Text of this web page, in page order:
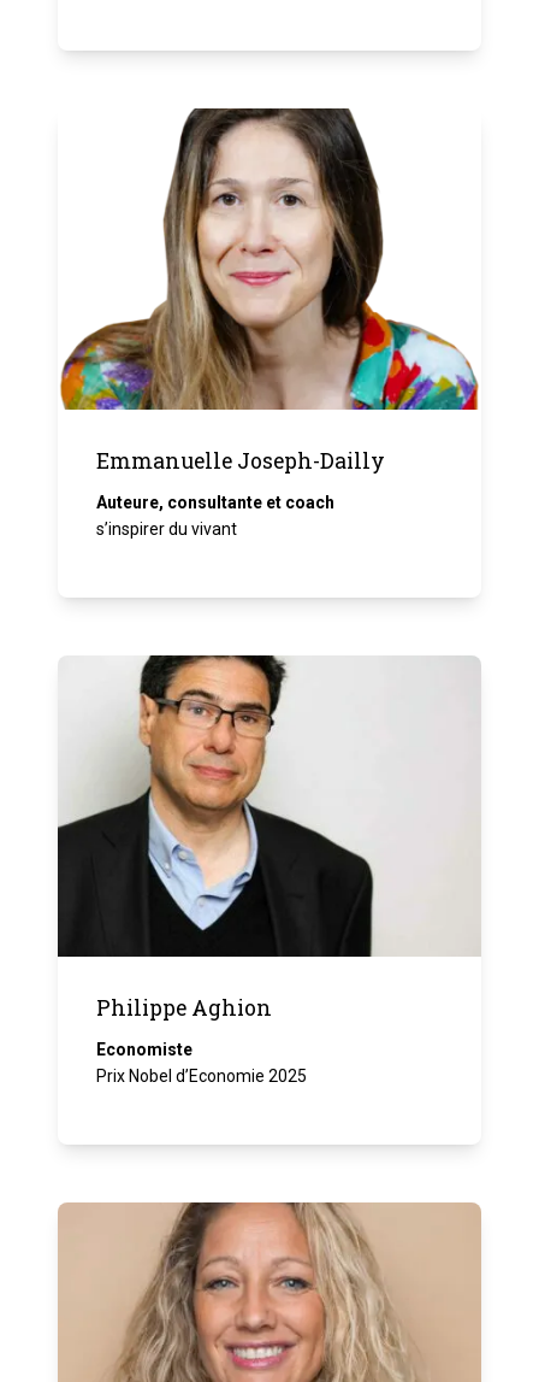
Emmanuelle Joseph-Dailly
Auteure, consultante et coach
s’inspirer du vivant
Philippe Aghion
Economiste
Prix Nobel d’Economie 2025